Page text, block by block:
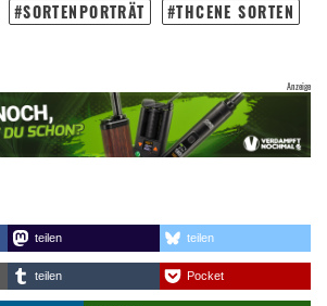
SORTENPORTRÄT THCENE SORTEN
teilen teilen
teilen Pocket